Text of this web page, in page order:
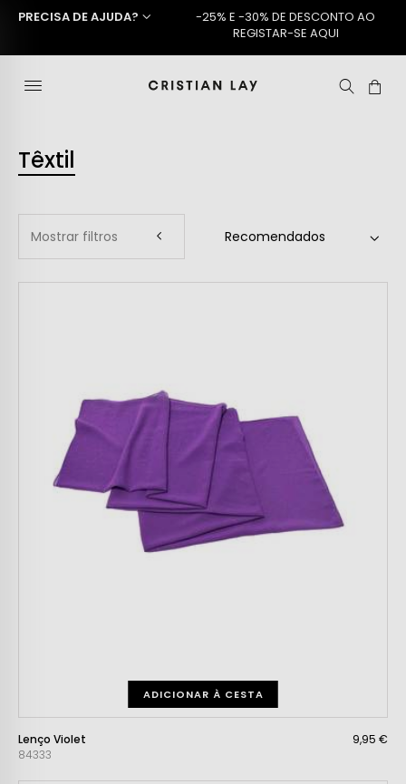
PRECISA DE AJUDA?
-25% E -30% DE DESCONTO AO
REGISTAR-SE AQUI
Têxtil
Mostrar filtros
ADICIONAR À CESTA
Lenço Violet
84333
9,95 €